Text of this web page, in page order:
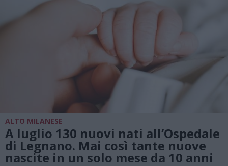
ALTO MILANESE
A luglio 130 nuovi nati all’Ospedale
di Legnano. Mai così tante nuove
nascite in un solo mese da 10 anni